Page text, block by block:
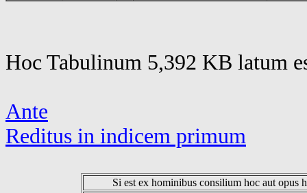
Hoc Tabulinum 5,392 KB latum
Ante
Reditus in indicem primum
Si est ex hominibus consilium hoc aut opus